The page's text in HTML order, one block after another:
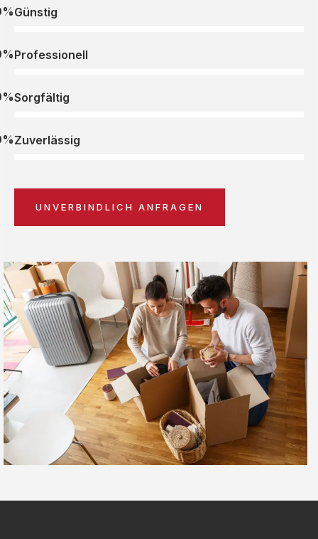
Günstig
Professionell
Sorgfältig
Zuverlässig
UNVERBINDLICH ANFRAGEN